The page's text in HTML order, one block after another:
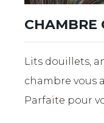
CHAMBRE
Lits douillets,
chambre vous
Parfaite pour